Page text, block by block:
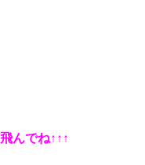
んでね↑↑↑